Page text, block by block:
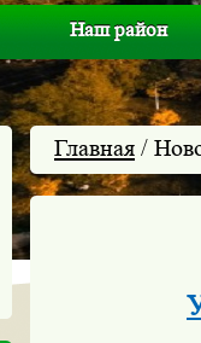
Наш район
Главная /